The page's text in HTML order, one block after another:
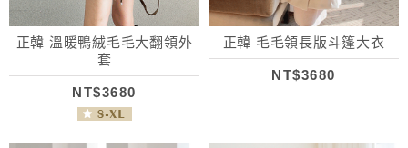
正韓 溫暖鴨絨毛毛大翻領外
套
NT$3680
正韓 毛毛領長版斗篷大衣
NT$3680